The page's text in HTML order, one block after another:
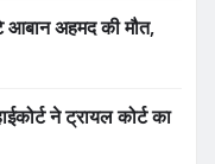
अहमद की मौत,
ने ट्रायल कोर्ट का